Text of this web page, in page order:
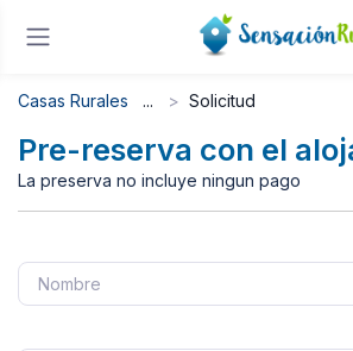
Casas Rurales Solicitud
Pre-reserva con el
La preserva no incluye ningun pago